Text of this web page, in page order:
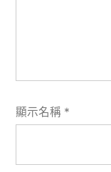
顯示名稱 *